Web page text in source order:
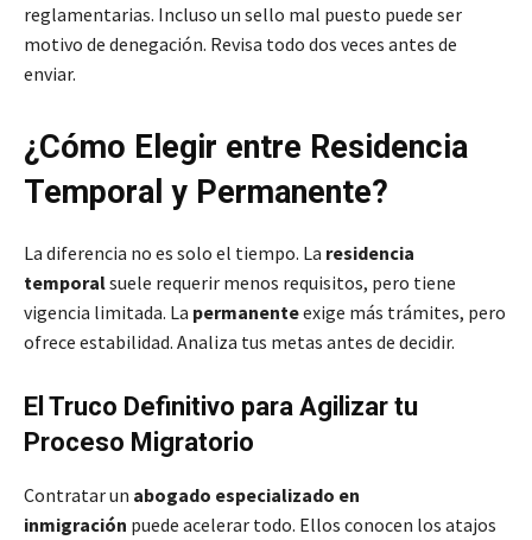
reglamentarias. Incluso un sello mal puesto puede ser
motivo de denegación. Revisa todo dos veces antes de
enviar.
¿Cómo Elegir entre Residencia
Temporal y Permanente?
La diferencia no es solo el tiempo. La residencia
temporalsuele requerir menos requisitos, pero tiene
vigencia limitada. La permanenteexige más trámites, pero
ofrece estabilidad. Analiza tus metas antes de decidir.
El Truco Definitivo para Agilizar tu
Proceso Migratorio
Contratar un abogado especializado en
inmigración puede acelerar todo. Ellos conocen los atajos